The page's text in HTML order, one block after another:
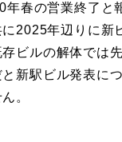
年春の営業終了と
2025年辺りに新
ビルの解体では
新駅ビル発表に
。